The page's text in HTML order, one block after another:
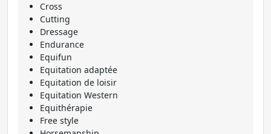
Cross
Cutting
Dressage
Endurance
Equifun
Equitation adaptée
Equitation de loisir
Equitation Western
Equithérapie
Free style